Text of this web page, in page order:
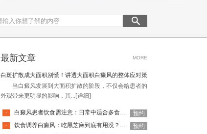
最新文章 MORE
白斑扩散成大面积别慌！讲透大面积白癜风的整体应对策略
当白癜风发展到大面积扩散的阶段，不仅会给患者的
外观带来更明显的影响，其... [详细]
· 白癜风患者饮食需注意：日常中适合多食用哪些蔬菜？
预约
·
饮食调养白癜风：吃黑芝麻到底有用没？昆明白癜风医院给你划重点
预约